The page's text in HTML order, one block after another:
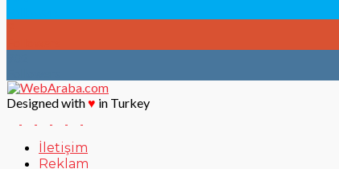
Designed with♥ in Turkey
İletişim
Reklam